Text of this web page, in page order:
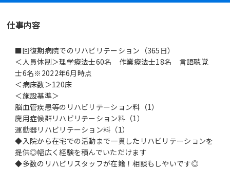
仕事内容
■回復期病院でのリハビリテーション（365日）
＜人員体制＞理学療法士60名 作業療法士18名 言語聴覚
士6名※2022年6月時点
＜病床数＞120床
＜施設基準＞
脳血管疾患等のリハビリテーション料（1）
廃用症候群リハビリテーション料（1）
運動器リハビリテーション料（1）
◆入院から在宅での活動まで一貫したリハビリテーションを
提供◎幅広く経験を積んでいただけます
◆多数のリハビリスタッフが在籍！相談もしやいです◎